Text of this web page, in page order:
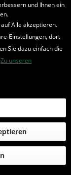
Daten
Richtlinien-
Gründen, die
jederzeit
von Art. 6 Abs. 1
Bestimmungen
es sei denn,
für die
Rechten und
oder die
Ausübung oder
und Ihnen ein
Alle akzeptieren.
Einstellungen, dort
Sie dazu einfach die
Zu unseren